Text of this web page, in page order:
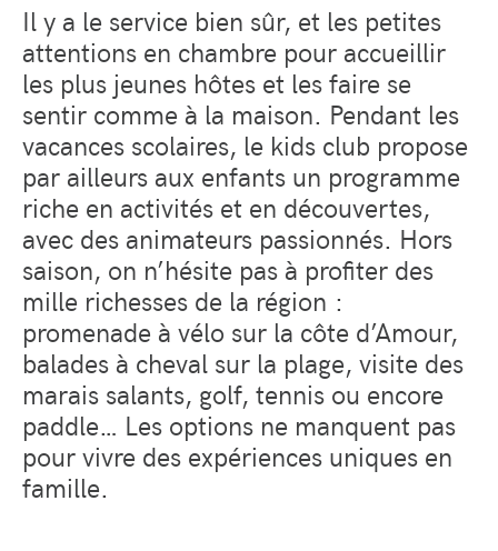
Il y a le service bien sûr, et les petites
attentions en chambre pour accueillir
les plus jeunes hôtes et les faire se
sentir comme à la maison. Pendant les
vacances scolaires, le kids club propose
par ailleurs aux enfants un programme
riche en activités et en découvertes,
avec des animateurs passionnés. Hors
saison, on n’hésite pas à profiter des
mille richesses de la région :
promenade à vélo sur la côte d’Amour,
balades à cheval sur la plage, visite des
marais salants, golf, tennis ou encore
paddle… Les options ne manquent pas
pour vivre des expériences uniques en
famille.